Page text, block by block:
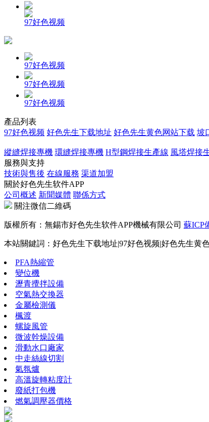
97好色视频
97好色视频
97好色视频
97好色视频
產品列表
97好色视频 好色先生下载地址 好色先生黄色网站下载 坡
縱縫焊接專機 環縫焊接專機 H型鋼焊接生產線 風塔焊接
服務與支持
技術與售後 在線服務 渠道加盟
關於好色先生软件APP
公司概述 新聞媒體 聯係方式
關注微信二維碼
版權所有：無錫市好色先生软件APP機械有限公司 蘇ICP
本站關鍵詞：好色先生下载地址|97好色视频|好色先生黄色
PFA熱縮管
變位機
瀝青攪拌設備
空氣熱交換器
金屬檢測儀
楓渡
螺旋風管
微波幹燥設備
滑動水口廠家
中走絲線切割
氣氛爐
高溫旋轉粘度計
廢紙打包機
燃氣調壓器價格